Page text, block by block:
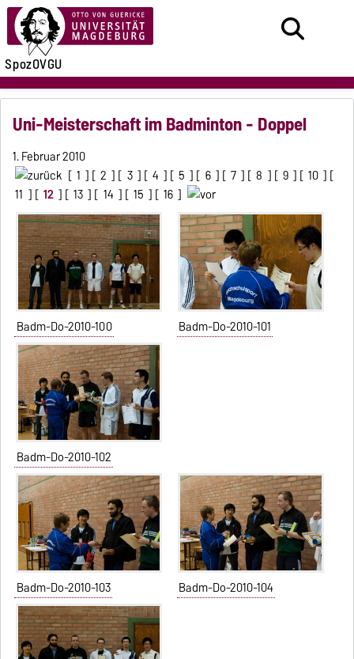
SpozOVGU
Uni-Meisterschaft im Badminton - Doppel
1. Februar 2010
[ 1 ] [ 2 ] [ 3 ] [ 4 ] [ 5 ] [ 6 ] [ 7 ] [ 8 ] [ 9 ] [ 10 ] [
11 ] [ 12 ] [ 13 ] [ 14 ] [ 15 ] [ 16 ]
Badm-Do-2010-100 Badm-Do-2010-101
Badm-Do-2010-102
Badm-Do-2010-103 Badm-Do-2010-104